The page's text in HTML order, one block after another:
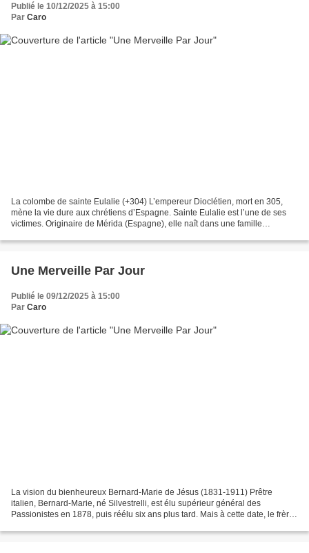
Publié le 10/12/2025 à 15:00
Par Caro
La colombe de sainte Eulalie (+304) L’empereur Dioclétien, mort en 305,
mène la vie dure aux chrétiens d’Espagne. Sainte Eulalie est l’une de ses
victimes. Originaire de Mérida (Espagne), elle naît dans une famille
Une Merveille Par Jour
Publié le 09/12/2025 à 15:00
Par Caro
La vision du bienheureux Bernard-Marie de Jésus (1831-1911) Prêtre
italien, Bernard-Marie, né Silvestrelli, est élu supérieur général des
Passionistes en 1878, puis réélu six ans plus tard. Mais à cette date, le frère